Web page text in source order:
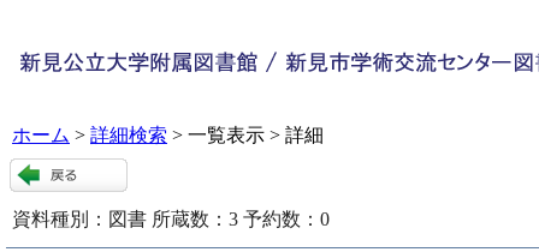
ホーム > 詳細検索 > 一覧表示 > 詳細
資料種別： 図書 所蔵数： 3 予約数： 0